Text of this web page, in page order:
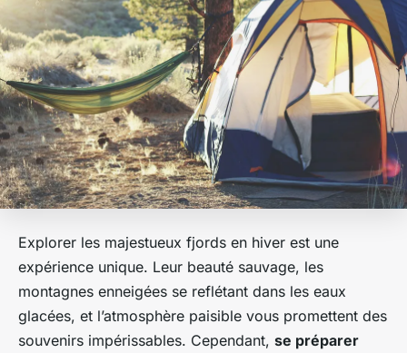
Explorer les majestueux fjords en hiver est une
expérience unique. Leur beauté sauvage, les
montagnes enneigées se reflétant dans les eaux
glacées, et l’atmosphère paisible vous promettent des
souvenirs impérissables. Cependant, se préparer